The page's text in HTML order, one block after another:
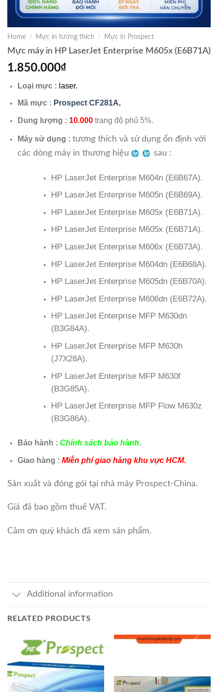
Home / Mực in tương thích / Mực in Prospect
Mực máy in HP LaserJet Enterprise M605x (E6B71A)
1.850.000₫
Loại mực : laser.
Mã mực : Prospect CF281A.
Dung lượng : 10.000trang độ phủ 5%.
Máy sử dụng : tương thích và sử dụng ổn định với
các dòng máy in thương hiệu
sau :
HP LaserJet Enterprise M604n (E6B67A).
HP LaserJet Enterprise M605n (E6B69A).
HP LaserJet Enterprise M605x (E6B71A).
HP LaserJet Enterprise M605x (E6B71A).
HP LaserJet Enterprise M606x (E6B73A).
HP LaserJet Enterprise M604dn (E6B68A).
HP LaserJet Enterprise M605dn (E6B70A).
HP LaserJet Enterprise M606dn (E6B72A).
HP LaserJet Enterprise MFP M630dn
(B3G84A).
HP LaserJet Enterprise MFP M630h
(J7X28A).
HP LaserJet Enterprise MFP M630f
(B3G85A).
HP LaserJet Enterprise MFP Flow M630z
(B3G86A).
Bảo hành : Chính sách bảo hành.
Giao hàng : Miễn phí giao hàng khu vực HCM.
Sản xuất và đóng gói tại nhà máy Prospect-China.
Giá đã bao gồm thuế VAT.
Cảm ơn quý khách đã xem sản phẩm.
Additional information
RELATED PRODUCTS